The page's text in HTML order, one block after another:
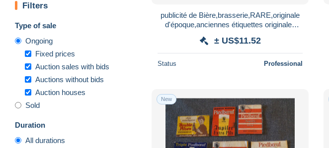
Filters
Type of sale
Ongoing
Fixed prices
Auction sales with bids
Auctions without bids
Auction houses
Sold
Duration
All durations
publicité de Bière,brasserie,RARE,originale
d'époque,anciennes étiquettes originales
± US$11.52
Status Professional
New